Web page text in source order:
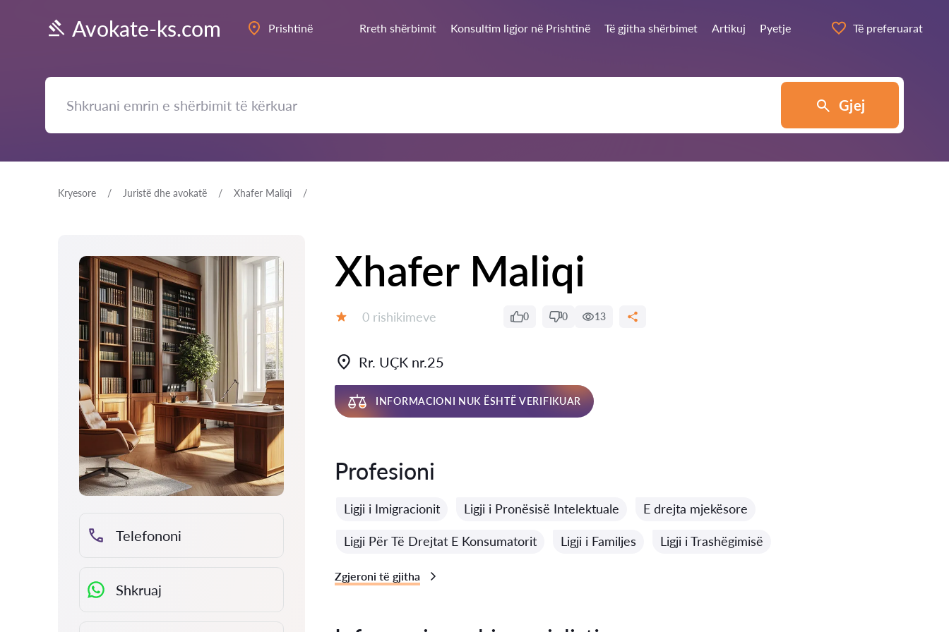
Avokate-ks.com Prishtinë Rreth shërbimit Konsultim ligjor në Prishtinë Të gjitha shërbimet Artikuj Pyetje Të preferuarat
Gjej
Kryesore Juristë dhe avokatë Xhafer Maliqi
Telefononi
Shkruaj
Xhafer Maliqi
Rishikime:
0 rishikimeve 0 0 13
Rr. UÇK nr.25
INFORMACIONI NUK ËSHTË VERIFIKUAR
Profesioni
Ligji i Imigracionit Ligji i Pronësisë Intelektuale E drejta mjekësore
Ligji Për Të Drejtat E Konsumatorit Ligji i Familjes Ligji i Trashëgimisë
Zgjeroni të gjitha